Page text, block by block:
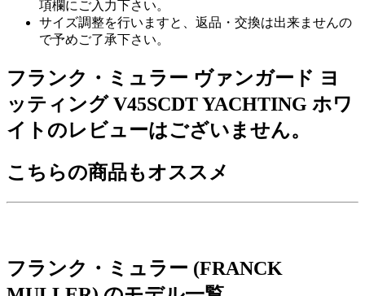
項欄にご入力下さい。
サイズ調整を行いますと、返品・交換は出来ませんの
で予めご了承下さい。
フランク・ミュラー ヴァンガード ヨ
ッティング V45SCDT YACHTING ホワ
イトのレビューはございません。
こちらの商品もオススメ
フランク・ミュラー (FRANCK